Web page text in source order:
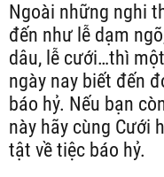
Ngoài những nghi
đến như lễ dạm
dâu, lễ cưới…thì
ngày nay biết đến
báo hỷ. Nếu bạn
này hãy cùng Cưới
tật về tiệc báo hỷ.